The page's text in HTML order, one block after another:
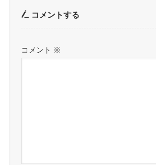
コメントする
コメント ※